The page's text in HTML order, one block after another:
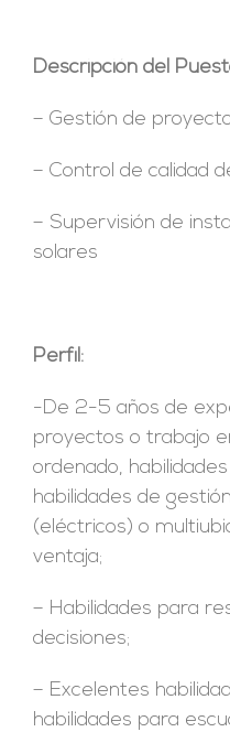
Descripción del
– Gestión de
– Control de calidad
– Supervisión de
solares
Perfil:
-De 2-5 años de
proyectos o trabajo
ordenado,
habilidades de
(eléctricos) o
ventaja;
– Habilidades para
decisiones;
– Excelentes
habilidades para